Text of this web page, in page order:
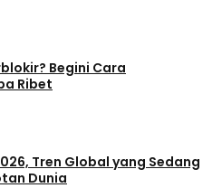
Begini Cara
Ribet
Tren Global yang Sedang
Dunia